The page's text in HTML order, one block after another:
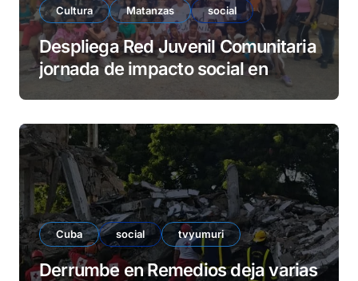
Cultura Matanzas social
Despliega Red Juvenil Comunitaria
jornada de impacto social en
Cuba social tvyumuri
Derrumbe en Remedios deja varias